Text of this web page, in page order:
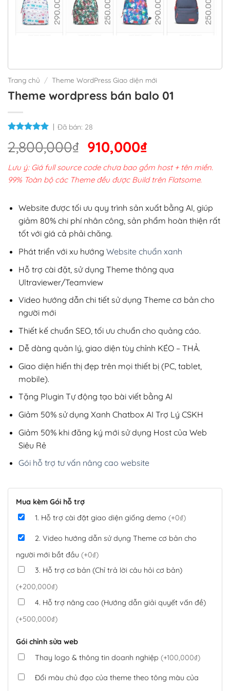
Trang chủ / Theme WordPress Giao diện mới
Theme wordpress bán balo 01
Đã bán: 28
2,800,000₫ Giá
gốc
là:
2,800,000₫.
910,000₫Giá
hiện
tại
910,000₫.
Lưu ý: Giá full source code chưa bao gồm host + tên miền.
99% Toàn bộ các Theme đều được Build trên Flatsome.
Website được tối ưu quy trình sản xuất bằng AI, giúp
giảm 80% chi phí nhân công, sản phẩm hoàn thiện rất
tốt với giá cả phải chăng.
Phát triển với xu hướng Website chuẩn xanh
Hỗ trợ cài đặt, sử dụng Theme thông qua
Ultraviewer/Teamview
Video hướng dẫn chi tiết sử dụng Theme cơ bản cho
người mới
Thiết kế chuẩn SEO, tối ưu chuẩn cho quảng cáo.
Dễ dàng quản lý, giao diện tùy chỉnh KÉO – THẢ.
Giao diện hiển thị đẹp trên mọi thiết bị (PC, tablet,
mobile).
Tặng Plugin Tự động tạo bài viết bằng AI
Giảm 50% sử dụng Xanh Chatbox AI Trợ Lý CSKH
Giảm 50% khi đăng ký mới sử dụng Host của Web
Siêu Rẻ
Gói hỗ trợ tư vấn nâng cao website
Mua kèm Gói hỗ trợ
1. Hỗ trợ cài đặt giao diện giống demo (+0₫)
2. Video hướng dẫn sử dụng Theme cơ bản cho
người mới bắt đầu (+0₫)
3. Hỗ trợ cơ bản (Chỉ trả lời câu hỏi cơ bản)
(+200,000₫)
4. Hỗ trợ nâng cao (Hướng dẫn giải quyết vấn đề)
(+500,000₫)
Gói chỉnh sửa web
Thay logo & thông tin doanh nghiệp (+100,000₫)
Đổi màu chủ đạo của theme theo tông màu của